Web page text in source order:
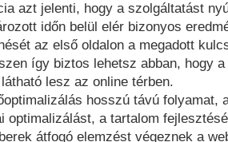
azt jelenti, hogy a szolgáltatást
időn belül elér bizonyos
az első oldalon a megadott
így biztos lehetsz abban, hogy
lesz az online térben.
hosszú távú folyamat,
optimalizálást, a tartalom
átfogó elemzést végeznek a